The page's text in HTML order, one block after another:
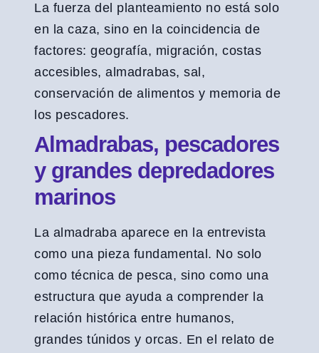
La fuerza del planteamiento no está solo
en la caza, sino en la coincidencia de
factores: geografía, migración, costas
accesibles, almadrabas, sal,
conservación de alimentos y memoria de
los pescadores.
Almadrabas, pescadores
y grandes depredadores
marinos
La almadraba aparece en la entrevista
como una pieza fundamental. No solo
como técnica de pesca, sino como una
estructura que ayuda a comprender la
relación histórica entre humanos,
grandes túnidos y orcas. En el relato de